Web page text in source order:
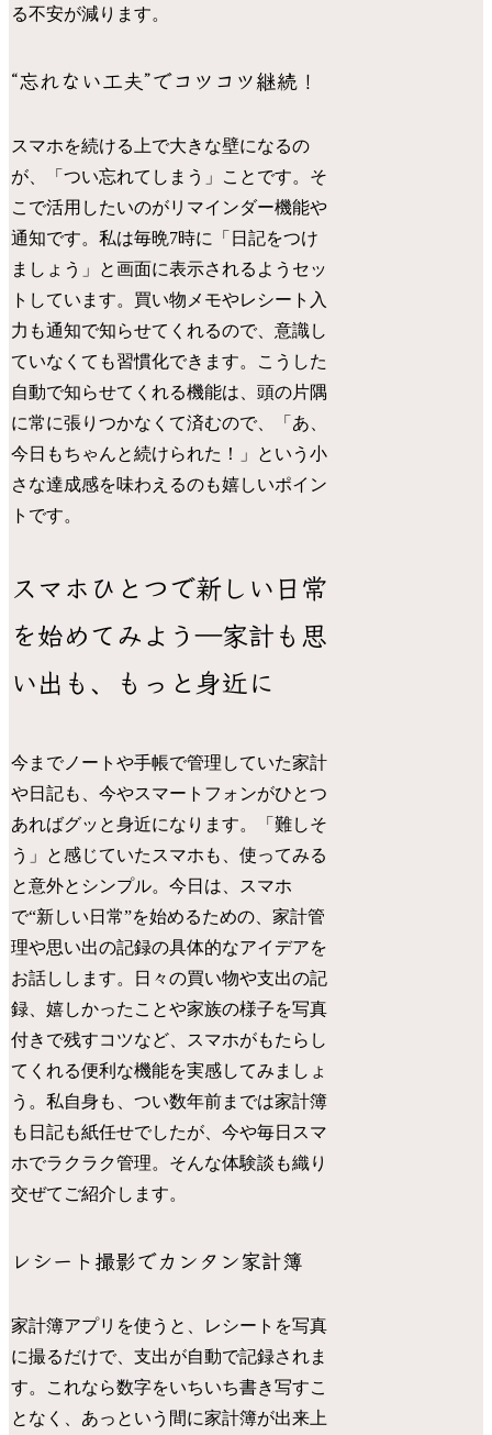
る不安が減ります。
“忘れない工夫”でコツコツ継続！
スマホを続ける上で大きな壁になるの
が、「つい忘れてしまう」ことです。そ
こで活用したいのがリマインダー機能や
通知です。私は毎晩7時に「日記をつけ
ましょう」と画面に表示されるようセッ
トしています。買い物メモやレシート入
力も通知で知らせてくれるので、意識し
ていなくても習慣化できます。こうした
自動で知らせてくれる機能は、頭の片隅
に常に張りつかなくて済むので、「あ、
今日もちゃんと続けられた！」という小
さな達成感を味わえるのも嬉しいポイン
トです。
スマホひとつで新しい日常
を始めてみよう―家計も思
い出も、もっと身近に
今までノートや手帳で管理していた家計
や日記も、今やスマートフォンがひとつ
あればグッと身近になります。「難しそ
う」と感じていたスマホも、使ってみる
と意外とシンプル。今日は、スマホ
で“新しい日常”を始めるための、家計管
理や思い出の記録の具体的なアイデアを
お話しします。日々の買い物や支出の記
録、嬉しかったことや家族の様子を写真
付きで残すコツなど、スマホがもたらし
てくれる便利な機能を実感してみましょ
う。私自身も、つい数年前までは家計簿
も日記も紙任せでしたが、今や毎日スマ
ホでラクラク管理。そんな体験談も織り
交ぜてご紹介します。
レシート撮影でカンタン家計簿
家計簿アプリを使うと、レシートを写真
に撮るだけで、支出が自動で記録されま
す。これなら数字をいちいち書き写すこ
となく、あっという間に家計簿が出来上